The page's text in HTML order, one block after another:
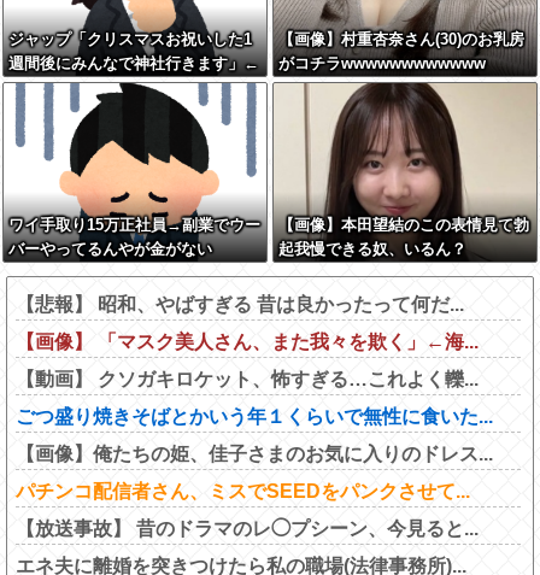
ジャップ「クリスマスお祝いした1
週間後にみんなで神社行きます」←
これ
【画像】村重杏奈さん(30)のお乳房
がコチラwwwwwwwwwwww
ワイ手取り15万正社員→副業でウー
バーやってるんやが金がない
【画像】本田望結のこの表情見て勃
起我慢できる奴、いるん？
【悲報】 昭和、やばすぎる 昔は良かったって何だ...
【画像】 「マスク美人さん、また我々を欺く」←海...
【動画】 クソガキロケット、怖すぎる…これよく轢...
ごつ盛り焼きそばとかいう年１くらいで無性に食いた...
【画像】俺たちの姫、佳子さまのお気に入りのドレス...
パチンコ配信者さん、ミスでSEEDをパンクさせて...
【放送事故】 昔のドラマのレ◯プシーン、今見ると...
エネ夫に離婚を突きつけたら私の職場(法律事務所)...